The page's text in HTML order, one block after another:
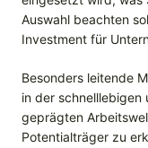
Auswahl beachten
Investment für
Besonders leitende
in der schnelllebigen
geprägten
Potentialträger zu